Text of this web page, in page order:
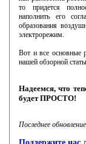
то придется
наполнить его
образования
электрорежим.
Вот и все основные
нашей обзорной
Надеемся, что
будет ПРОСТО!
Последнее